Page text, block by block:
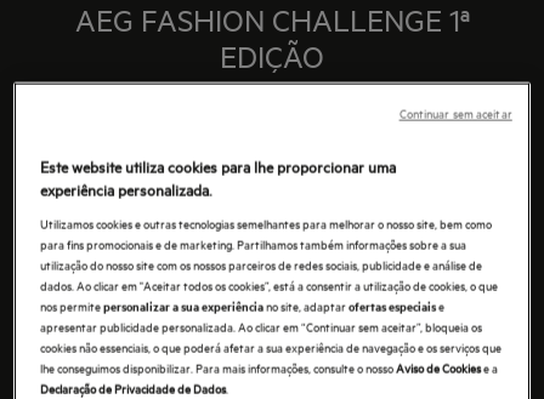
AEG FASHION CHALLENGE 1ª
EDIÇÃO
Este website utiliza cookies para lhe proporcionar uma
experiência personalizada.
Utilizamos cookies e outras tecnologias semelhantes para melhorar o nosso site, bem como
para fins promocionais e de marketing. Partilhamos também informações sobre a sua
utilização do nosso site com os nossos parceiros de redes sociais, publicidade e análise de
dados. Ao clicar em "Aceitar todos os cookies”, está a consentir a utilização de cookies, o que
nos permitepersonalizar a sua experiênciano site, adaptarofertas especiaise
apresentar publicidade personalizada. Ao clicar em “Continuar sem aceitar”, bloqueia os
cookies não essenciais, o que poderá afetar a sua experiência de navegação e os serviços que
lhe conseguimos disponibilizar. Para mais informações, consulte o nossoAviso de Cookiese a
Declaração de Privacidade de Dados.
Continuar sem aceitar